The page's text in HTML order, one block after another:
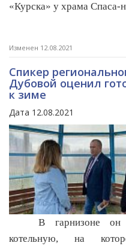
«Курска» у храма Спаса-
Изменен 12.08.2021
Спикер
Дубовой оценил
к зиме
Дата 12.08.2021
В гарнизоне он
котельную, на